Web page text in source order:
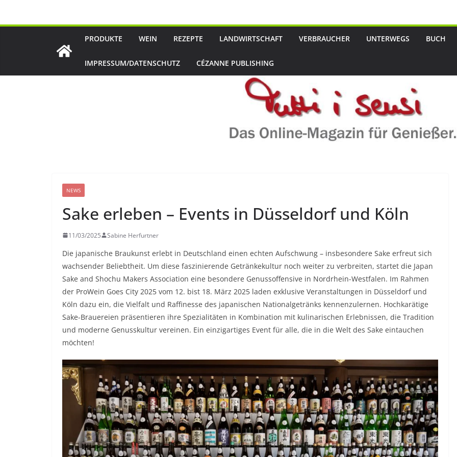
PRODUKTE WEIN REZEPTE LANDWIRTSCHAFT VERBRAUCHER UNTERWEGS BUCH
IMPRESSUM/DATENSCHUTZ CÉZANNE PUBLISHING
NEWS
Sake erleben – Events in Düsseldorf und Köln
11/03/2025 Sabine Herfurtner
Die japanische Braukunst erlebt in Deutschland einen echten Aufschwung – insbesondere Sake erfreut sich
wachsender Beliebtheit. Um diese faszinierende Getränkekultur noch weiter zu verbreiten, startet die Japan
Sake and Shochu Makers Association eine besondere Genussoffensive in Nordrhein-Westfalen. Im Rahmen
der ProWein Goes City 2025 vom 12. bist 18. März 2025 laden exklusive Veranstaltungen in Düsseldorf und
Köln dazu ein, die Vielfalt und Raffinesse des japanischen Nationalgetränks kennenzulernen. Hochkarätige
Sake-Brauereien präsentieren ihre Spezialitäten in Kombination mit kulinarischen Erlebnissen, die Tradition
und moderne Genusskultur vereinen. Ein einzigartiges Event für alle, die in die Welt des Sake eintauchen
möchten!